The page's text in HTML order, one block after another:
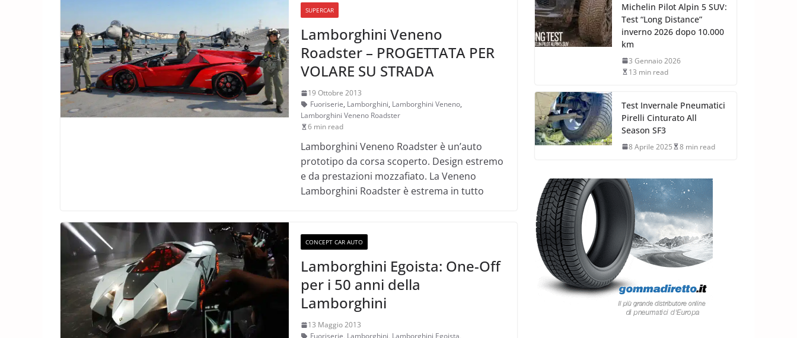
SUPERCAR
Lamborghini Veneno
Roadster – PROGETTATA PER
VOLARE SU STRADA
19 Ottobre 2013
Fuoriserie, Lamborghini, Lamborghini Veneno,
Lamborghini Veneno Roadster
6 min read
Lamborghini Veneno Roadster è un’auto
prototipo da corsa scoperto. Design estremo
e da prestazioni mozzafiato. La Veneno
Lamborghini Roadster è estrema in tutto
CONCEPT CAR AUTO
Lamborghini Egoista: One-Off
per i 50 anni della
Lamborghini
13 Maggio 2013
Fuoriserie, Lamborghini, Lamborghini Egoista,
Michelin Pilot Alpin 5 SUV:
Test “Long Distance”
inverno 2026 dopo 10.000
km
3 Gennaio 2026
13 min read
Test Invernale Pneumatici
Pirelli Cinturato All
Season SF3
8 Aprile 2025 8 min read